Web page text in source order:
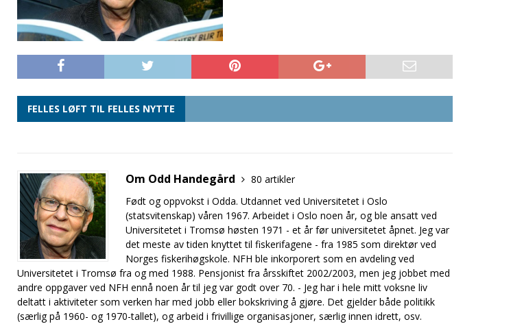
FELLES LØFT TIL FELLES NYTTE
Om Odd Handegård
80 artikler
Født og oppvokst i Odda. Utdannet ved Universitetet i Oslo
(statsvitenskap) våren 1967. Arbeidet i Oslo noen år, og ble ansatt ved
Universitetet i Tromsø høsten 1971 - et år før universitetet åpnet. Jeg var
det meste av tiden knyttet til fiskerifagene - fra 1985 som direktør ved
Norges fiskerihøgskole. NFH ble inkorporert som en avdeling ved
Universitetet i Tromsø fra og med 1988. Pensjonist fra årsskiftet 2002/2003, men jeg jobbet med
andre oppgaver ved NFH ennå noen år til jeg var godt over 70. - Jeg har i hele mitt voksne liv
deltatt i aktiviteter som verken har med jobb eller bokskriving å gjøre. Det gjelder både politikk
(særlig på 1960- og 1970-tallet), og arbeid i frivillige organisasjoner, særlig innen idrett, osv.